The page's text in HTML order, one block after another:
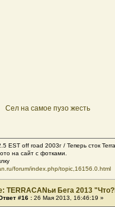
Сел на самое пузо жесть
EST off road 2003г / Теперь сток
на сайт с фотками.
forum/index.php/topic,16156.0.html
TERRACANьи Бега 2013
#16 : 26 Мая 2013, 16:46:19 »